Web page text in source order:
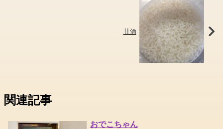
甘酒
関連記事
おでこちゃん